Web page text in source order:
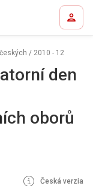
/ 2010 - 12
den
oborů
Česká verzia